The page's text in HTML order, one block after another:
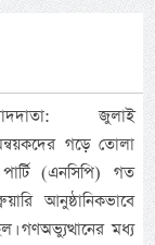
জুলাই
গড়ে তোলা
(এনসিপি) গত
আনুষ্ঠানিকভাবে
গণঅভ্যুত্থানের মধ্য